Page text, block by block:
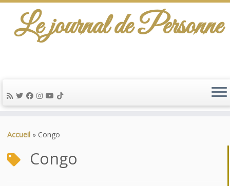
au
Le journal de Personne
Accueil » Congo
Congo